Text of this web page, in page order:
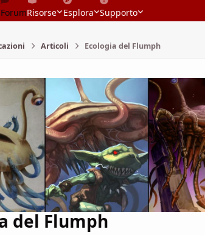
ForumRisorse Esplora Supporto
Articoli Ecologia del Flumph
del Flumph